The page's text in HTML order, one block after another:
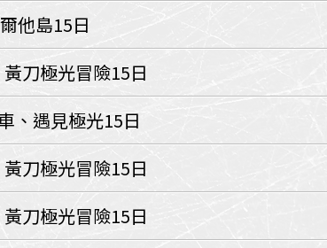
‧大吉嶺‧喀什米爾
５國
其
地阿拉伯
阿曼
卡達
特
巴林
蘭
兩極會
阿拉斯
巴拿馬
他島15日
刀極光冒險15日
、遇見極光15日
刀極光冒險15日
刀極光冒險15日